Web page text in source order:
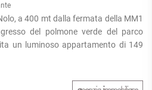
a 400 mt dalla fermata della MM1
del polmone verde del parco
un luminoso appartamento di 149